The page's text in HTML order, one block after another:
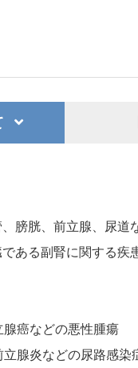
膀胱、前立腺、尿道
ある副腎に関する疾
癌などの悪性腫瘍
腺炎などの尿路感染